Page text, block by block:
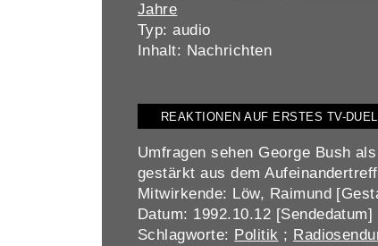
Jahre
Typ: audio
Inhalt: Nachrichten
REAKTIONEN AUF ERSTES TV-
Umfragen sehen George Bush
gestärkt aus dem
Mitwirkende: Löw, Raimund
Datum: 1992.10.12 [Sendedatum]
Schlagworte: Politik ;